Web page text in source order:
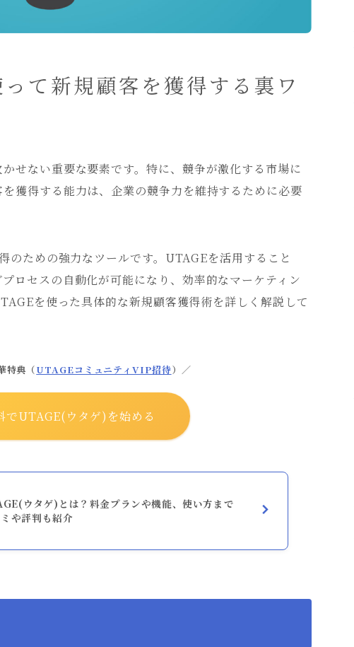
て新規顧客を獲得する裏ワ
せない重要な要素です。特に、競争が激化する市場に
獲得する能力は、企業の競争力を維持するために必要
のための強力なツールです。UTAGEを活用すること
ロセスの自動化が可能になり、効率的なマーケティン
を使った具体的な新規顧客獲得術を詳しく解説して
特典（UTAGEコミュニティVIP招待）／
でUTAGE(ウタゲ)を始める
ウタゲ)とは？料金プランや機能、使い方まで
や評判も紹介